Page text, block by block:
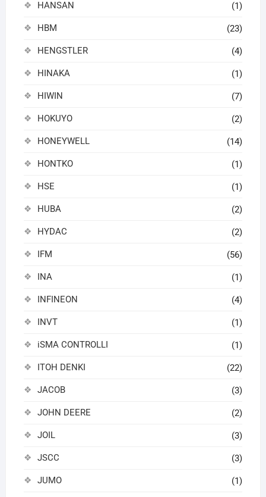
HANSAN (1)
HBM (23)
HENGSTLER (4)
HINAKA (1)
HIWIN (7)
HOKUYO (2)
HONEYWELL (14)
HONTKO (1)
HSE (1)
HUBA (2)
HYDAC (2)
IFM (56)
INA (1)
INFINEON (4)
INVT (1)
iSMA CONTROLLI (1)
ITOH DENKI (22)
JACOB (3)
JOHN DEERE (2)
JOIL (3)
JSCC (3)
JUMO (1)